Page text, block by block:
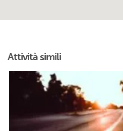
Attività simili